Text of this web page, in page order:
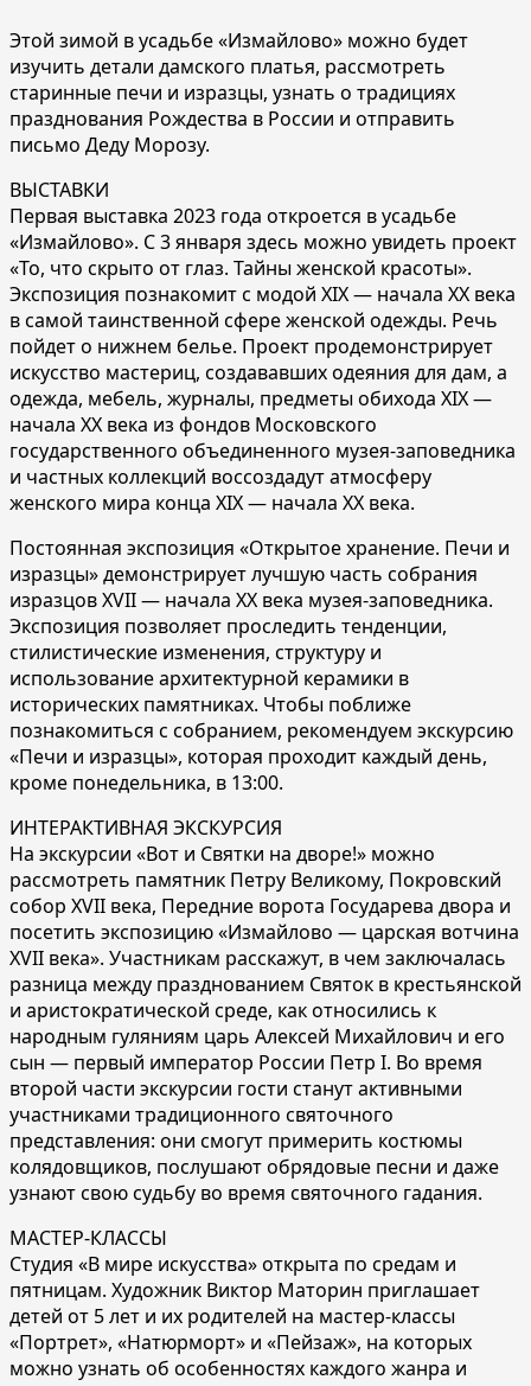
Этой зимой в усадьбе «Измайлово» можно будет
изучить детали дамского платья, рассмотреть
старинные печи и изразцы, узнать о традициях
празднования Рождества в России и отправить
письмо Деду Морозу.
ВЫСТАВКИ
Первая выставка 2023 года откроется в усадьбе
«Измайлово». С 3 января здесь можно увидеть проект
«То, что скрыто от глаз. Тайны женской красоты».
Экспозиция познакомит с модой XIX — начала ХХ века
в самой таинственной сфере женской одежды. Речь
пойдет о нижнем белье. Проект продемонстрирует
искусство мастериц, создававших одеяния для дам, а
одежда, мебель, журналы, предметы обихода XIX —
начала ХХ века из фондов Московского
государственного объединенного музея-заповедника
и частных коллекций воссоздадут атмосферу
женского мира конца XIX — начала ХХ века.
Постоянная экспозиция «Открытое хранение. Печи и
изразцы» демонстрирует лучшую часть собрания
изразцов XVII — начала XX века музея-заповедника.
Экспозиция позволяет проследить тенденции,
стилистические изменения, структуру и
использование архитектурной керамики в
исторических памятниках. Чтобы поближе
познакомиться c собранием, рекомендуем экскурсию
«Печи и изразцы», которая проходит каждый день,
кроме понедельника, в 13:00.
ИНТЕРАКТИВНАЯ ЭКСКУРСИЯ
На экскурсии «Вот и Святки на дворе!» можно
рассмотреть памятник Петру Великому, Покровский
собор XVII века, Передние ворота Государева двора и
посетить экспозицию «Измайлово — царская вотчина
XVII века». Участникам расскажут, в чем заключалась
разница между празднованием Святок в крестьянской
и аристократической среде, как относились к
народным гуляниям царь Алексей Михайлович и его
сын — первый император России Петр I. Во время
второй части экскурсии гости станут активными
участниками традиционного святочного
представления: они смогут примерить костюмы
колядовщиков, послушают обрядовые песни и даже
узнают свою судьбу во время святочного гадания.
МАСТЕР-КЛАССЫ
Студия «В мире искусства» открыта по средам и
пятницам. Художник Виктор Маторин приглашает
детей от 5 лет и их родителей на мастер-классы
«Портрет», «Натюрморт» и «Пейзаж», на которых
можно узнать об особенностях каждого жанра и